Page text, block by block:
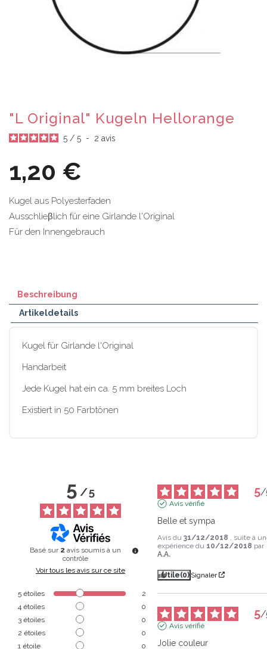
"L Original" Kugeln Hellorange
5 / 5 - 2 avis
1,20 €
Kugel aus Polyesterfaden
Ausschlieβlich für eine Girlande l'Original
Für den Innengebrauch
Beschreibung
Artikeldetails
Kugel für Girlande l'Original
Handarbeit
Jede Kugel hat ein ca. 5 mm breites Loch
Existiert in 50 Farbtönen
5/5
Basé sur 2 avis soumis à un
contrôle
Voir tous les avis sur ce site
5 étoiles
2
4 étoiles
0
3 étoiles
0
2 étoiles
0
1 étoile 0
5/
Avis vérifié
Belle et sympa
Avis du31/12/2018 , suite à
expérience du 10/12/2018 par
A.A.
Utile(0) Signaler
5/
Avis vérifié
Jolie couleur